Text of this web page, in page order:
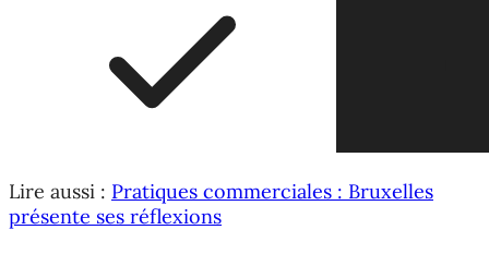
Lire aussi : Pratiques commerciales : Bruxelles
présente ses réflexions